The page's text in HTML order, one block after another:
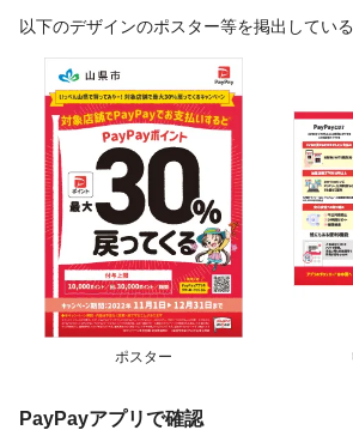
以下のデザインのポスター等を掲出してい
ポスター
PayPayアプリで確認